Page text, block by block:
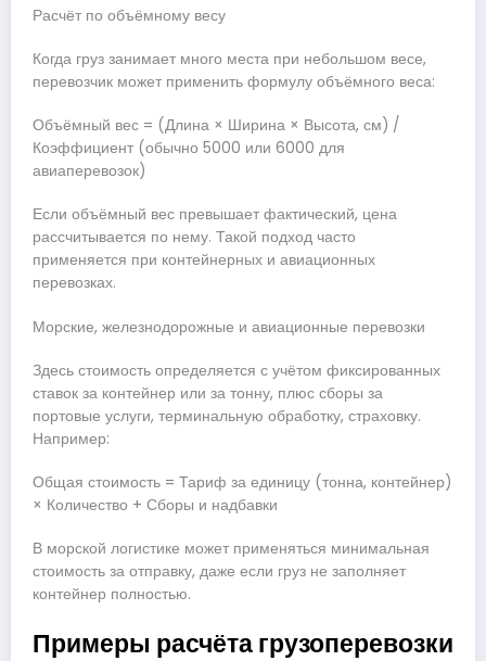
Расчёт по объёмному весу
Когда груз занимает много места при небольшом весе,
перевозчик может применить формулу объёмного веса:
Объёмный вес = (Длина × Ширина × Высота, см) /
Коэффициент (обычно 5000 или 6000 для
авиаперевозок)
Если объёмный вес превышает фактический, цена
рассчитывается по нему. Такой подход часто
применяется при контейнерных и авиационных
перевозках.
Морские, железнодорожные и авиационные перевозки
Здесь стоимость определяется с учётом фиксированных
ставок за контейнер или за тонну, плюс сборы за
портовые услуги, терминальную обработку, страховку.
Например:
Общая стоимость = Тариф за единицу (тонна, контейнер)
× Количество + Сборы и надбавки
В морской логистике может применяться минимальная
стоимость за отправку, даже если груз не заполняет
контейнер полностью.
Примеры расчёта грузоперевозки